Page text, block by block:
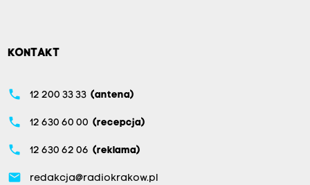
KONTAKT
phone 12 200 33 33 (antena)
phone 12 630 60 00 (recepcja)
phone 12 630 62 06 (reklama)
email redakcja@radiokrakow.pl